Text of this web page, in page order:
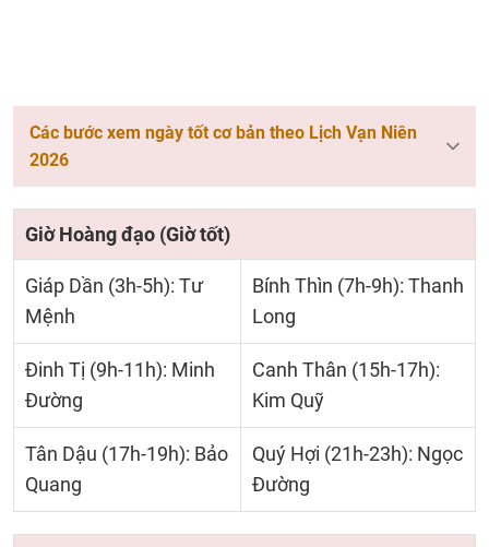
Các bước xem ngày tốt cơ bản theo Lịch Vạn Niên
2026
Giờ Hoàng đạo (Giờ tốt)
Giáp Dần (3h-5h): Tư
Mệnh
Bính Thìn (7h-9h): Thanh
Long
Đinh Tị (9h-11h): Minh
Đường
Canh Thân (15h-17h):
Kim Quỹ
Tân Dậu (17h-19h): Bảo
Quang
Quý Hợi (21h-23h): Ngọc
Đường